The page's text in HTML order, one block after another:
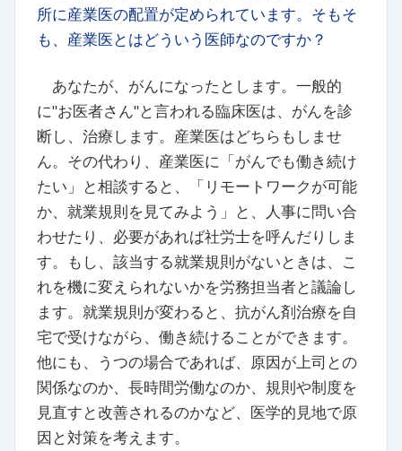
所に産業医の配置が定められています。そもそ
も、産業医とはどういう医師なのですか？
あなたが、がんになったとします。一般的
に"お医者さん"と言われる臨床医は、がんを診
断し、治療します。産業医はどちらもしませ
ん。その代わり、産業医に「がんでも働き続け
たい」と相談すると、「リモートワークが可能
か、就業規則を見てみよう」と、人事に問い合
わせたり、必要があれば社労士を呼んだりしま
す。もし、該当する就業規則がないときは、こ
れを機に変えられないかを労務担当者と議論し
ます。就業規則が変わると、抗がん剤治療を自
宅で受けながら、働き続けることができます。
他にも、うつの場合であれば、原因が上司との
関係なのか、長時間労働なのか、規則や制度を
見直すと改善されるのかなど、医学的見地で原
因と対策を考えます。